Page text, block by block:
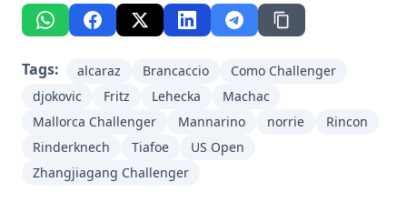
Tags: alcaraz Brancaccio
Como Challenger
djokovic
Fritz Lehecka
Machac
Mallorca Challenger
Mannarino norrie
Rincon
Rinderknech
Tiafoe
US Open
Zhangjiagang Challenger